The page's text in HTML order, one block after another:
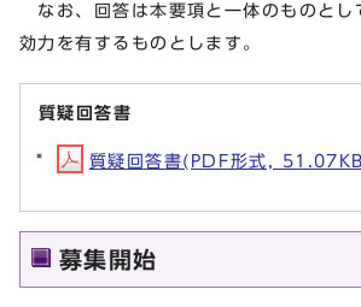
なお、回答は本要項と一体のものとし
効力を有するものとします。
質疑回答書
質疑回答書(PDF形式,
募集開始